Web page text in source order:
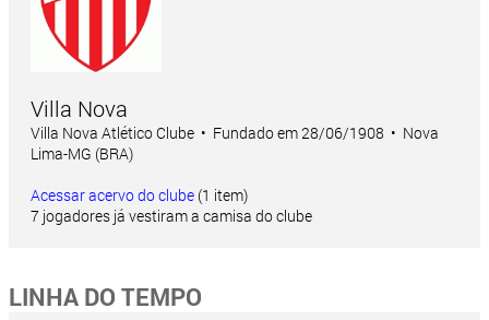
Villa Nova
Villa Nova Atlético Clube • Fundado em 28/06/1908 • Nova
Lima-MG (BRA)
Acessar acervo do clube (1 item)
7 jogadores já vestiram a camisa do clube
LINHA DO TEMPO